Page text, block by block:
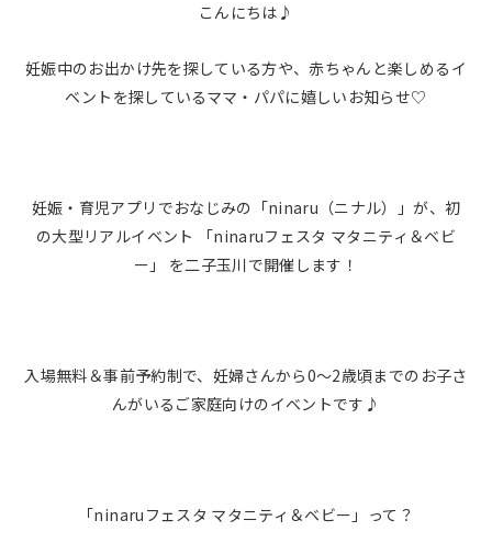
こんにちは♪
妊娠中のお出かけ先を探している方や、赤ちゃんと楽しめるイ
ベントを探しているママ・パパに嬉しいお知らせ♡
妊娠・育児アプリでおなじみの「ninaru（ニナル）」が、初
の大型リアルイベント 「ninaruフェスタ マタニティ＆ベビ
ー」 を二子玉川で開催します！
入場無料＆事前予約制で、妊婦さんから0〜2歳頃までのお子さ
んがいるご家庭向けのイベントです♪
「ninaruフェスタ マタニティ＆ベビー」って？